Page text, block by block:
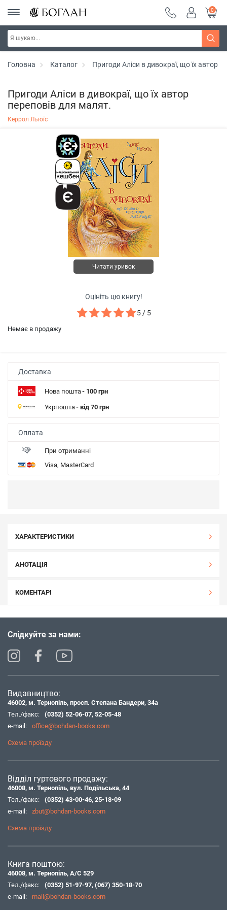
0
Головна Каталог Пригоди Аліси в дивокраї, що їх автор
Пригоди Аліси в дивокраї, що їх автор
переповів для малят.
Керрол Льюїс
Читати уривок
Оцініть цю книгу!
5 / 5
Немає в продажу
Доставка
Нова пошта- 100 грн
Укрпошта- від 70 грн
Оплата
При отриманні
Visa, MasterCard
ХАРАКТЕРИСТИКИ
АНОТАЦІЯ
КОМЕНТАРІ
Слідкуйте за нами:
Видавництво:
46002, м. Тернопіль, просп. Степана Бандери, 34а
Тел./факс:
(0352) 52-06-07, 52-05-48
e-mail:
office@bohdan-books.com
Схема проїзду
Відділ гуртового продажу:
46008, м. Тернопіль, вул. Подільська, 44
Тел./факс:
(0352) 43-00-46, 25-18-09
e-mail:
zbut@bohdan-books.com
Схема проїзду
Книга поштою:
46008, м. Тернопіль, А/С 529
Тел./факс:
(0352) 51-97-97, (067) 350-18-70
e-mail:
mail@bohdan-books.com